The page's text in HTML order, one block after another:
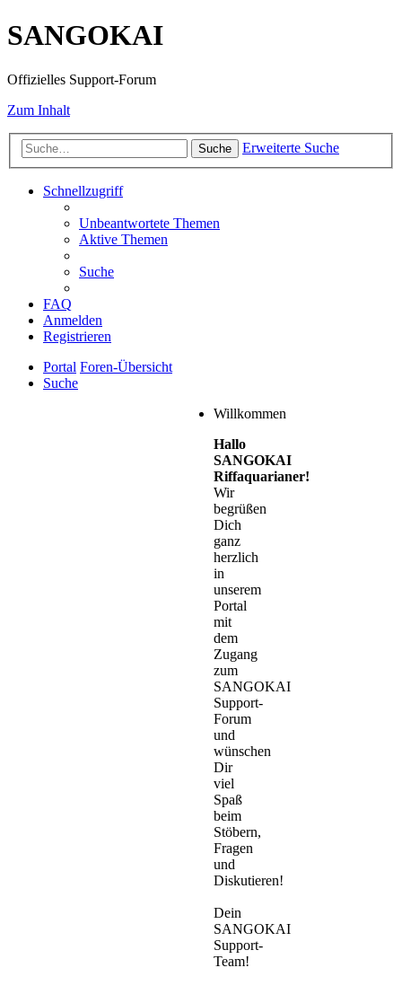
SANGOKAI
Offizielles Support-Forum
Zum Inhalt
Suche Erweiterte Suche
Schnellzugriff
Unbeantwortete Themen
Aktive Themen
Suche
FAQ
Anmelden
Registrieren
Portal Foren-Übersicht
Suche
Willkommen
Hallo
SANGOKAI
Riffaquarianer!
Wir
begrüßen
Dich
ganz
herzlich
in
unserem
Portal
mit
dem
Zugang
zum
SANGOKAI
Support-
Forum
und
wünschen
Dir
viel
Spaß
beim
Stöbern,
Fragen
und
Diskutieren!
Dein
SANGOKAI
Support-
Team!